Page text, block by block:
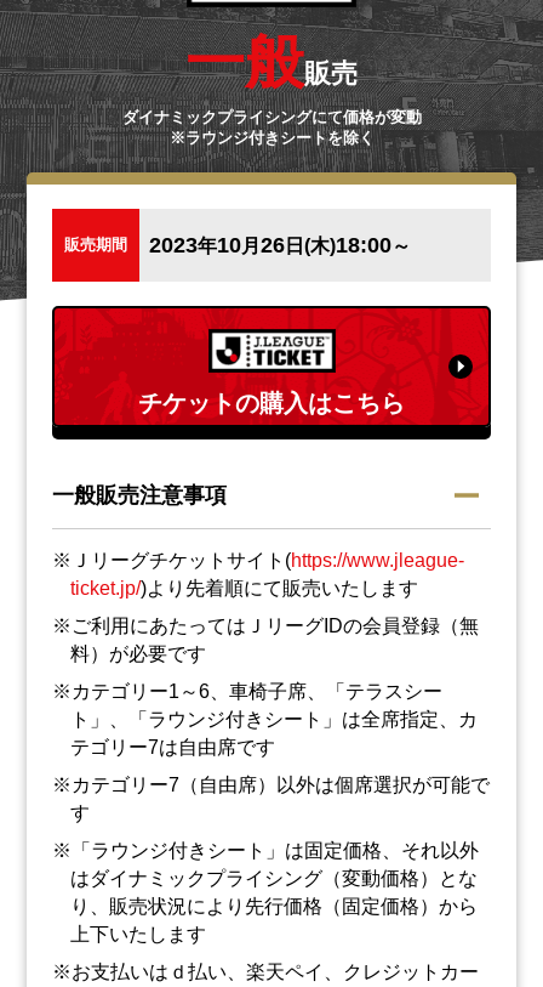
一般販売
ダイナミックプライシングにて価格が変動
※ラウンジ付きシートを除く
販売期間 2023年10月 26日(木)18:00～
チケットの購入はこちら
一般販売注意事項
Ｊリーグチケットサイト(https://www.jleague-
ticket.jp/)より先着順にて販売いたします
ご利用にあたってはＪリーグIDの会員登録（無
料）が必要です
カテゴリー1～6、車椅子席、「テラスシー
ト」、「ラウンジ付きシート」は全席指定、カ
テゴリー7は自由席です
カテゴリー7（自由席）以外は個席選択が可能で
す
「ラウンジ付きシート」は固定価格、それ以外
はダイナミックプライシング（変動価格）とな
り、販売状況により先行価格（固定価格）から
上下いたします
お支払いはｄ払い、楽天ペイ、クレジットカー